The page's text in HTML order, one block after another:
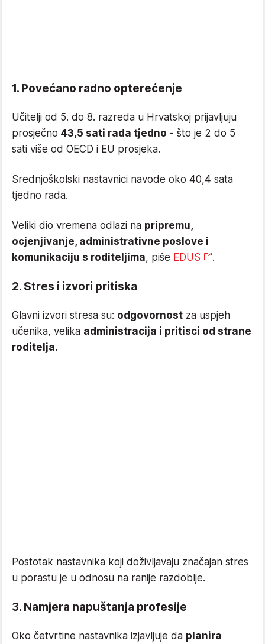
1. Povećano radno opterećenje
Učitelji od 5. do 8. razreda u Hrvatskoj prijavljuju
prosječno 43,5 sati rada tjedno - što je 2 do 5
sati više od OECD i EU prosjeka.
Srednjoškolski nastavnici navode oko 40,4 sata
tjedno rada.
Veliki dio vremena odlazi na pripremu,
ocjenjivanje, administrativne poslove i
komunikaciju s roditeljima, piše EDUS .
2. Stres i izvori pritiska
Glavni izvori stresa su: odgovornost za uspjeh
učenika, velika administracija i pritisci od strane
roditelja.
Postotak nastavnika koji doživljavaju značajan stres
u porastu je u odnosu na ranije razdoblje.
3. Namjera napuštanja profesije
Oko četvrtine nastavnika izjavljuje da planira